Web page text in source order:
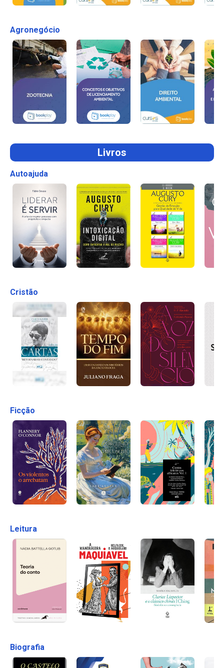
Agronegócio
Livros
Autoajuda
Cristão
Ficção
Leitura
Biografia